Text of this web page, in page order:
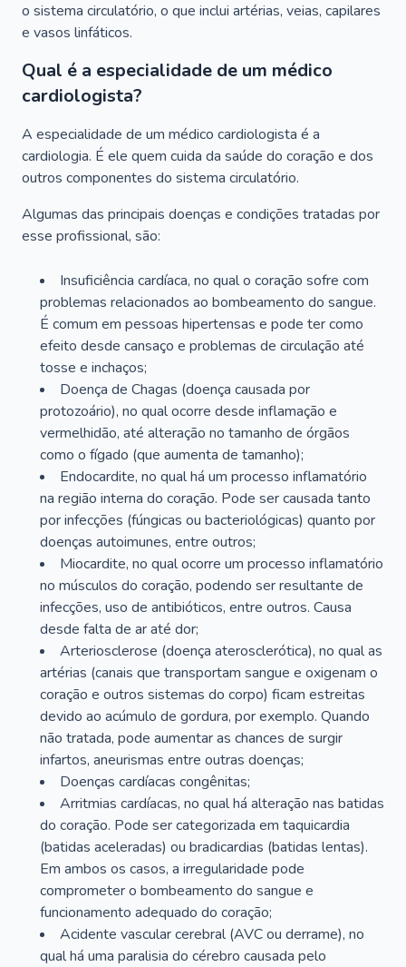
o sistema circulatório, o que inclui artérias, veias, capilares
e vasos linfáticos.
Qual é a especialidade de um médico
cardiologista?
A especialidade de um médico cardiologista é a
cardiologia. É ele quem cuida da saúde do coração e dos
outros componentes do sistema circulatório.
Algumas das principais doenças e condições tratadas por
esse profissional, são:
Insuficiência cardíaca, no qual o coração sofre com
problemas relacionados ao bombeamento do sangue.
É comum em pessoas hipertensas e pode ter como
efeito desde cansaço e problemas de circulação até
tosse e inchaços;
Doença de Chagas (doença causada por
protozoário), no qual ocorre desde inflamação e
vermelhidão, até alteração no tamanho de órgãos
como o fígado (que aumenta de tamanho);
Endocardite, no qual há um processo inflamatório
na região interna do coração. Pode ser causada tanto
por infecções (fúngicas ou bacteriológicas) quanto por
doenças autoimunes, entre outros;
Miocardite, no qual ocorre um processo inflamatório
no músculos do coração, podendo ser resultante de
infecções, uso de antibióticos, entre outros. Causa
desde falta de ar até dor;
Arteriosclerose (doença aterosclerótica), no qual as
artérias (canais que transportam sangue e oxigenam o
coração e outros sistemas do corpo) ficam estreitas
devido ao acúmulo de gordura, por exemplo. Quando
não tratada, pode aumentar as chances de surgir
infartos, aneurismas entre outras doenças;
Doenças cardíacas congênitas;
Arritmias cardíacas, no qual há alteração nas batidas
do coração. Pode ser categorizada em taquicardia
(batidas aceleradas) ou bradicardias (batidas lentas).
Em ambos os casos, a irregularidade pode
comprometer o bombeamento do sangue e
funcionamento adequado do coração;
Acidente vascular cerebral (AVC ou derrame), no
qual há uma paralisia do cérebro causada pelo